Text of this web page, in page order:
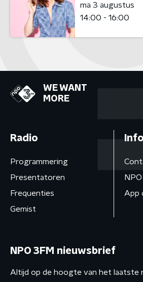
ma 3 augustus
14:00 - 16:00
WE WANT
MORE
Radio
Programmering
Presentatoren
Frequenties
Gemist
Info
App
NPO 3FM nieuwsbrief
Altijd op de hoogte van het laatste